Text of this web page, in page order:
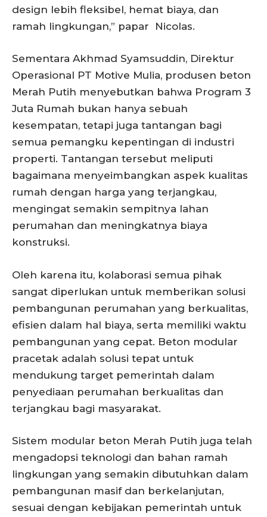
design lebih fleksibel, hemat biaya, dan
ramah lingkungan,” papar Nicolas.
Sementara Akhmad Syamsuddin, Direktur
Operasional PT Motive Mulia, produsen beton
Merah Putih menyebutkan bahwa Program 3
Juta Rumah bukan hanya sebuah
kesempatan, tetapi juga tantangan bagi
semua pemangku kepentingan di industri
properti. Tantangan tersebut meliputi
bagaimana menyeimbangkan aspek kualitas
rumah dengan harga yang terjangkau,
mengingat semakin sempitnya lahan
perumahan dan meningkatnya biaya
konstruksi.
Oleh karena itu, kolaborasi semua pihak
sangat diperlukan untuk memberikan solusi
pembangunan perumahan yang berkualitas,
efisien dalam hal biaya, serta memiliki waktu
pembangunan yang cepat. Beton modular
pracetak adalah solusi tepat untuk
mendukung target pemerintah dalam
penyediaan perumahan berkualitas dan
terjangkau bagi masyarakat.
Sistem modular beton Merah Putih juga telah
mengadopsi teknologi dan bahan ramah
lingkungan yang semakin dibutuhkan dalam
pembangunan masif dan berkelanjutan,
sesuai dengan kebijakan pemerintah untuk